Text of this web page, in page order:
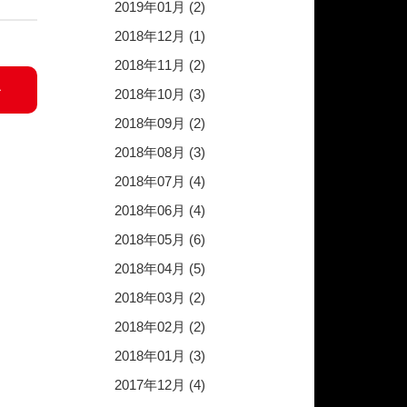
2019年01月 (2)
2018年12月 (1)
2018年11月 (2)
2018年10月 (3)
2018年09月 (2)
2018年08月 (3)
2018年07月 (4)
2018年06月 (4)
2018年05月 (6)
2018年04月 (5)
2018年03月 (2)
2018年02月 (2)
2018年01月 (3)
2017年12月 (4)